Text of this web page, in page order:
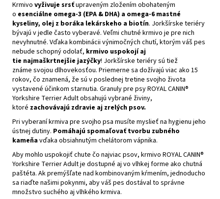
Krmivo vyživuje srsťupraveným zložením obohateným
o esenciálne omega-3 (EPA & DHA) a omega-6 mastné
kyseliny, olej z boráka lekárskeho a biotín. Jorkšírske teriéry
bývajú v jedle často vyberavé. Veľmi chutné krmivo je pre nich
nevyhnutné. Vďaka kombinácii výnimočných chutí, ktorým váš pes
nebude schopný odolať, krmivo uspokojí aj
tie najmaškrtnejšie jazýčky! Jorkšírske teriéry sú tiež
známe svojou dlhovekosťou. Priemerne sa dožívajú viac ako 15
rokov, čo znamená, že sú v poslednej tretine svojho života
vystavené účinkom starnutia. Granuly pre psy ROYAL CANIN®
Yorkshire Terrier Adult obsahujú vybrané živiny,
ktoré zachovávajú zdravie aj zrelých psov.
Pri vyberaní krmiva pre svojho psa musíte myslieť na hygienu jeho
ústnej dutiny. Pomáhajú spomaľovať tvorbu zubného
kameňavďaka obsiahnutým chelátorom vápnika.
Aby mohlo uspokojiť chute čo najviac psov, krmivo ROYAL CANIN®
Yorkshire Terrier Adult je dostupné aj vo vlhkej forme ako chutná
paštéta. Ak premýšľate nad kombinovaným kŕmením, jednoducho
sa riaďte našimi pokynmi, aby váš pes dostával to správne
množstvo suchého aj vlhkého krmiva.